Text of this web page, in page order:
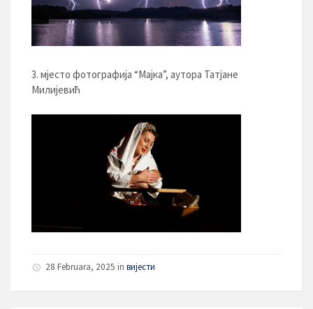
3. мјесто фотографија “Мајка”, аутора Татјане
Милијевић
28 Februara, 2025 in вијести